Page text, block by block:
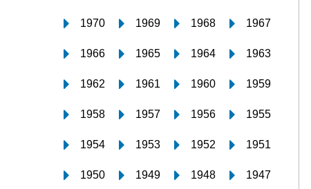
1970 1969 1968 1967
1966 1965 1964 1963
1962 1961 1960 1959
1958 1957 1956 1955
1954 1953 1952 1951
1950 1949 1948 1947